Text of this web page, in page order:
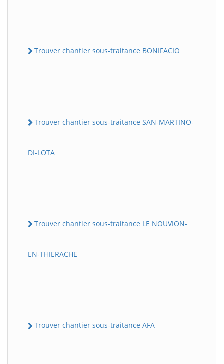
Trouver chantier sous-traitance BONIFACIO
Trouver chantier sous-traitance SAN-MARTINO-
DI-LOTA
Trouver chantier sous-traitance LE NOUVION-
EN-THIERACHE
Trouver chantier sous-traitance AFA